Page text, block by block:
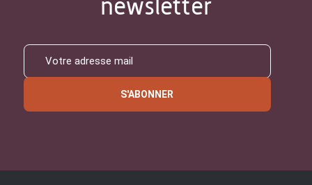
S'ABONNER